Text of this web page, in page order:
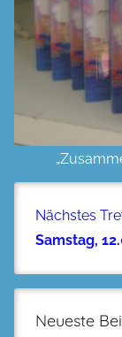
Nächstes
Samstag,
Neueste